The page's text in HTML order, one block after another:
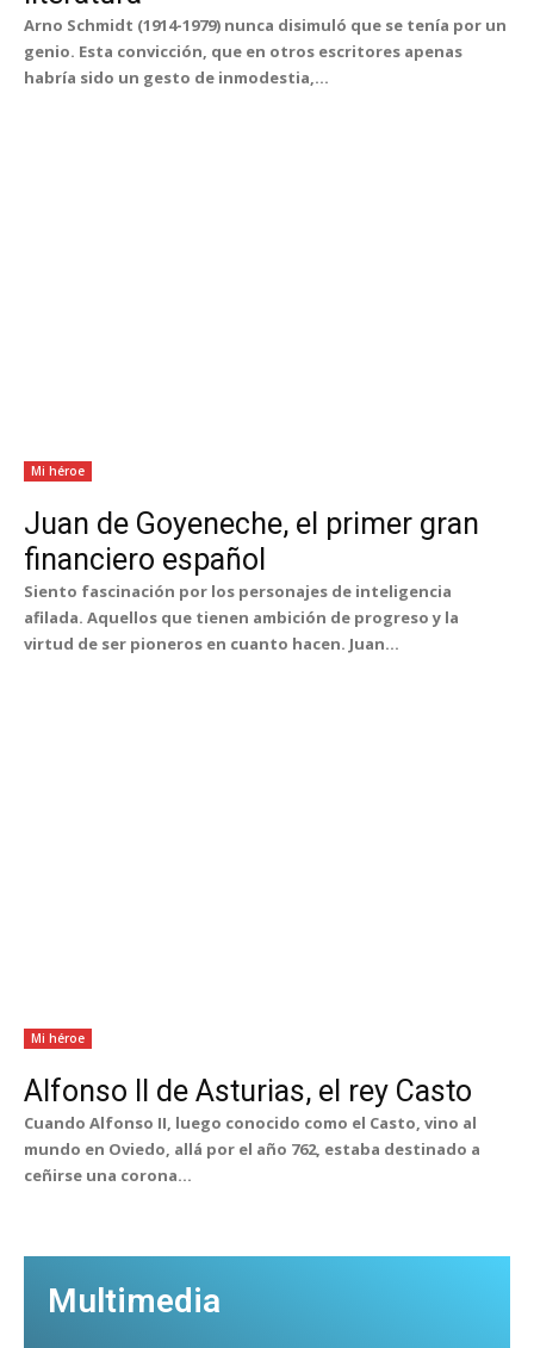
Arno Schmidt (1914-1979) nunca disimuló que se tenía por un
genio. Esta convicción, que en otros escritores apenas
habría sido un gesto de inmodestia,...
Mi héroe
Juan de Goyeneche, el primer gran
financiero español
Siento fascinación por los personajes de inteligencia
afilada. Aquellos que tienen ambición de progreso y la
virtud de ser pioneros en cuanto hacen. Juan...
Mi héroe
Alfonso II de Asturias, el rey Casto
Cuando Alfonso II, luego conocido como el Casto, vino al
mundo en Oviedo, allá por el año 762, estaba destinado a
ceñirse una corona...
Multimedia